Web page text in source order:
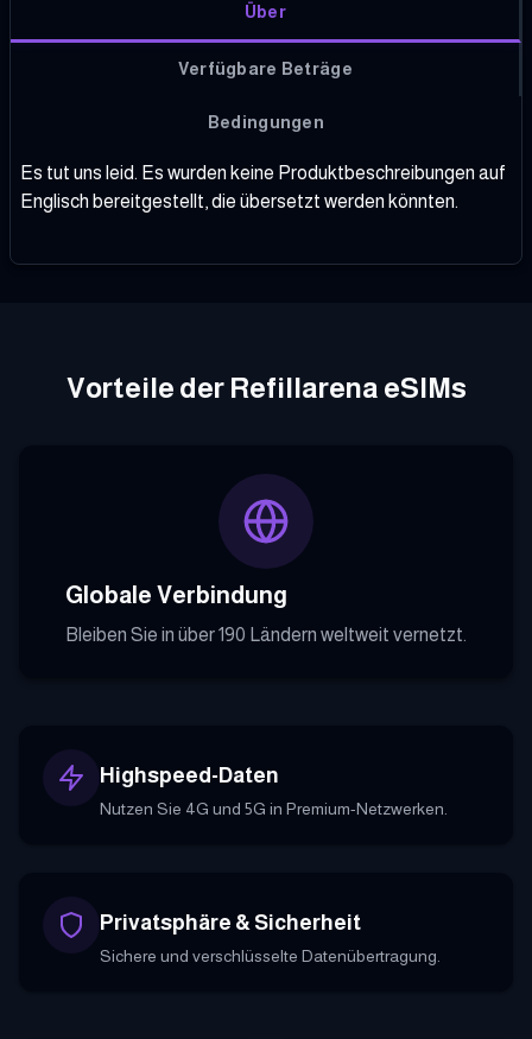
Über
Verfügbare Beträge
Bedingungen
Es tut uns leid. Es wurden keine Produktbeschreibungen auf
Englisch bereitgestellt, die übersetzt werden könnten.
Vorteile der Refillarena eSIMs
Globale Verbindung
Bleiben Sie in über 190 Ländern weltweit vernetzt.
Highspeed-Daten
Nutzen Sie 4G und 5G in Premium-Netzwerken.
Privatsphäre & Sicherheit
Sichere und verschlüsselte Datenübertragung.